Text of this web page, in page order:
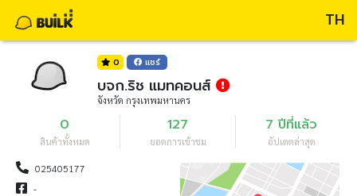
TH
0 แชร์
บจก.ริช แมทคอนส์
จังหวัด กรุงเทพมหานคร
0
สินค้าทั้งหมด
127
ยอดการเข้าชม
7 ปีที่แล้ว
อัปเดตล่าสุด
025405177
-